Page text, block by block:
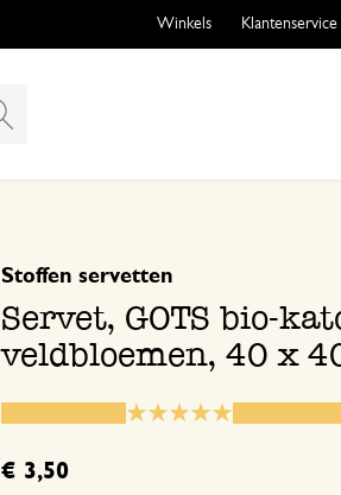
Winkels Klantenservice
Servet, GOTS bio-
veldbloemen, 40 x
Stoffen servetten
€ 3,50
2
1